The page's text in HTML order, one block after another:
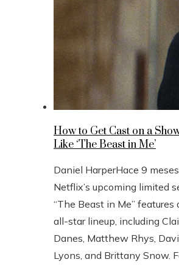
How to Get Cast on a
Like ‘The Beast in Me’
Daniel HarperHace 9 meses
Netflix’s upcoming limited
“The Beast in Me” features
all-star lineup, including
Danes, Matthew Rhys,
Lyons, and Brittany Snow.